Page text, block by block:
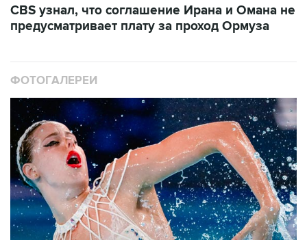
CBS узнал, что соглашение Ирана и Омана не
предусматривает плату за проход Ормуза
ФОТОГАЛЕРЕИ